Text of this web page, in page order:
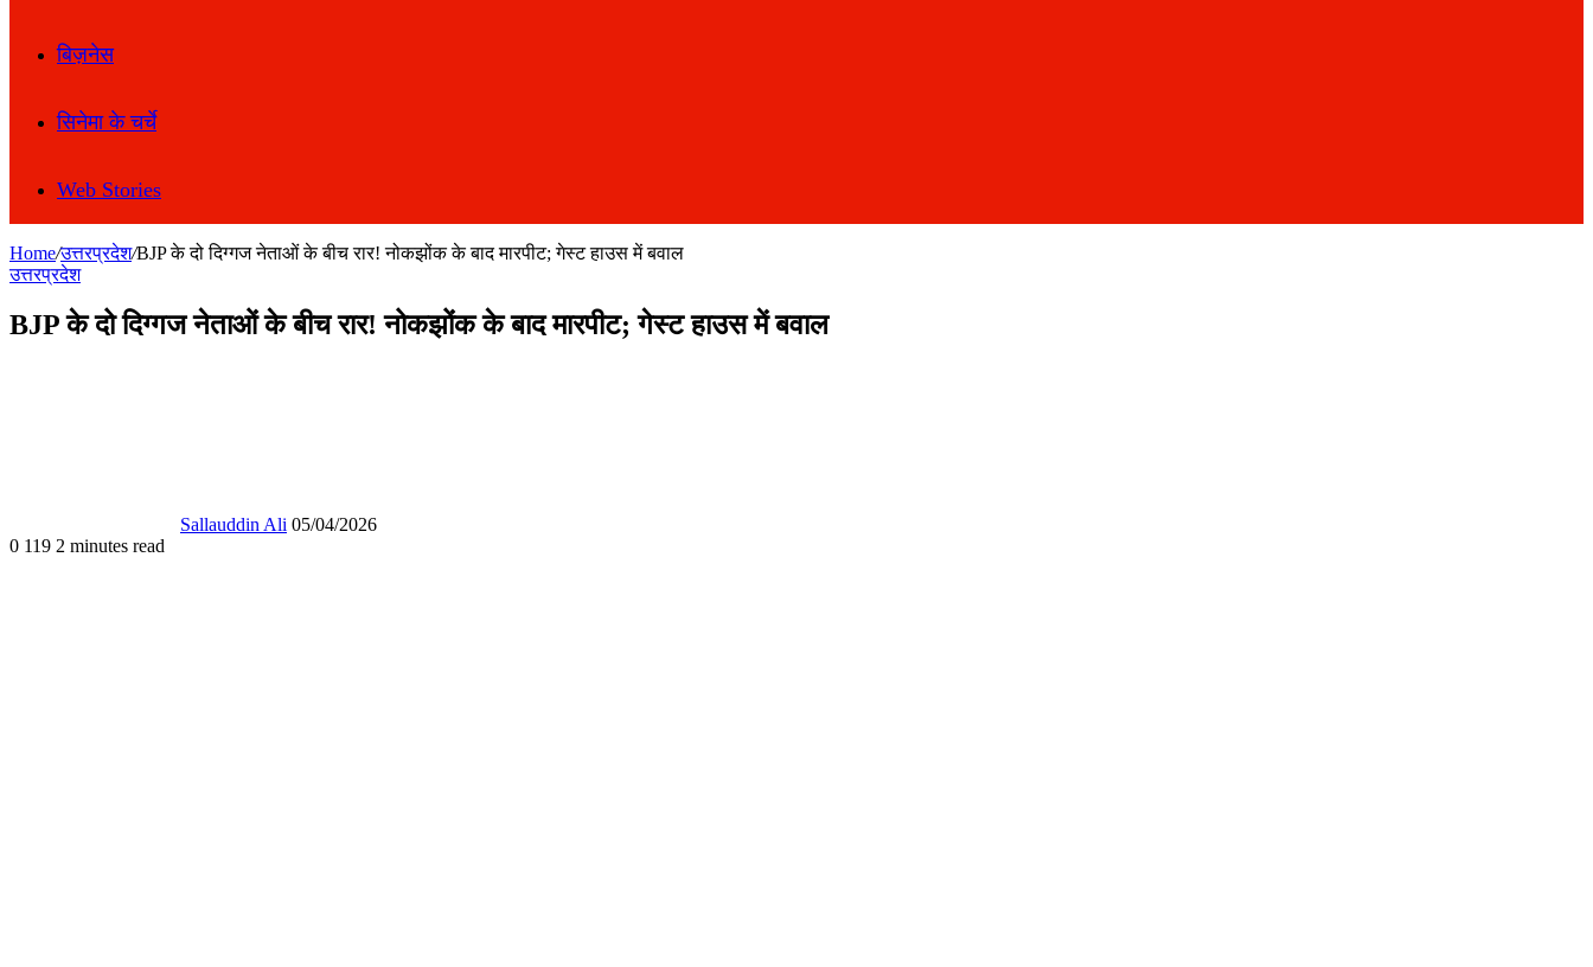
बिज़नेस
सिनेमा के चर्चे
Web Stories
Home/उत्तरप्रदेश/BJP के दो दिग्गज नेताओं के बीच रार! नोकझोंक के बाद मारपीट; गेस्ट हाउस में बवाल
उत्तरप्रदेश
BJP के दो दिग्गज नेताओं के बीच रार! नोकझोंक के बाद मारपीट; गेस्ट हाउस में बवाल
Sallauddin Ali 05/04/2026
0 119 2 minutes read